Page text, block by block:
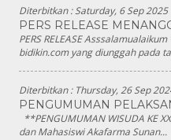
Diterbitkan :Saturday, 6 Sep 2025
PERS RELEASE
PERS RELEASE
bidikin.com yang diunggah pada
Diterbitkan : Thursday, 26 Sep
PENGUMUMAN
**PENGUMUMAN WISUDA KE
dan Mahasiswi Akafarma Sunan...